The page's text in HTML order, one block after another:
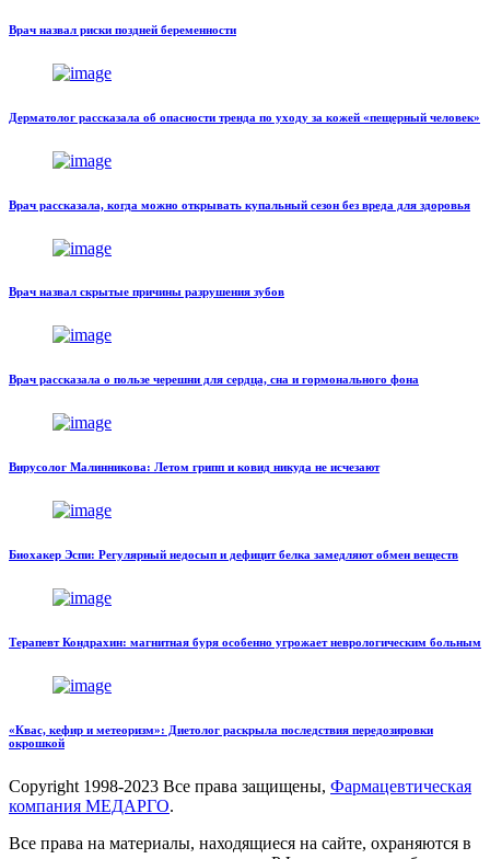
Врач назвал риски поздней беременности
Дерматолог рассказала об опасности тренда по уходу за кожей «пещерный человек»
Врач рассказала, когда можно открывать купальный сезон без вреда для здоровья
Врач назвал скрытые причины разрушения зубов
Врач рассказала о пользе черешни для сердца, сна и гормонального фона
Вирусолог Малинникова: Летом грипп и ковид никуда не исчезают
Биохакер Эспи: Регулярный недосып и дефицит белка замедляют обмен веществ
Терапевт Кондрахин: магнитная буря особенно угрожает неврологическим больным
«Квас, кефир и метеоризм»: Диетолог раскрыла последствия передозировки
окрошкой
Copyright 1998-2023 Все права защищены, Фармацевтическая
компания МЕДАРГО.
Все права на материалы, находящиеся на сайте, охраняются в